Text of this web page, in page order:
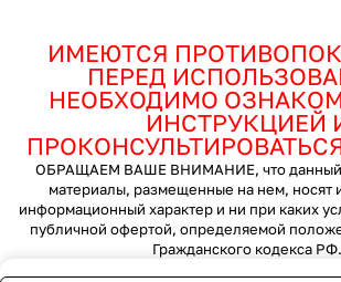
ИМЕЮТСЯ
ПЕРЕД
НЕОБХОДИМО
ИНСТРУКЦИЕЙ
ОБРАЩАЕМ ВАШЕ ВНИМАНИЕ, что данный
материалы, размещенные на нем, носят
информационный характер и ни при каких
публичной офертой, определяемой
Гражданского кодекса РФ.